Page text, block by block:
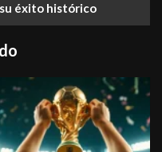
éxito histórico